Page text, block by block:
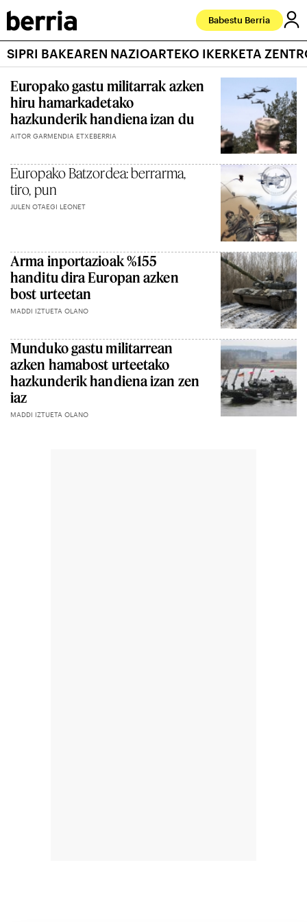
Babestu Berria
SIPRI BAKEAREN NAZIOARTEKO IKERKETA
Europako gastu militarrak azken
hiru hamarkadetako
hazkunderik handiena izan du
AITOR GARMENDIA ETXEBERRIA
Europako Batzordea: berrarma,
tiro, pun
JULEN OTAEGI LEONET
Arma inportazioak %155
handitu dira Europan azken
bost urteetan
MADDI IZTUETA OLANO
Munduko gastu militarrean
azken hamabost urteetako
hazkunderik handiena izan zen
iaz
MADDI IZTUETA OLANO